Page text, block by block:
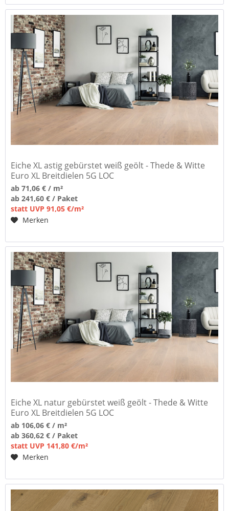
Eiche XL astig gebürstet weiß geölt - Thede & Witte
Euro XL Breitdielen 5G LOC
ab 71,06 € / m²
ab 241,60 € / Paket
statt UVP 91,05 €/m²
Merken
Eiche XL natur gebürstet weiß geölt - Thede & Witte
Euro XL Breitdielen 5G LOC
ab 106,06 € / m²
ab 360,62 € / Paket
statt UVP 141,80 €/m²
Merken